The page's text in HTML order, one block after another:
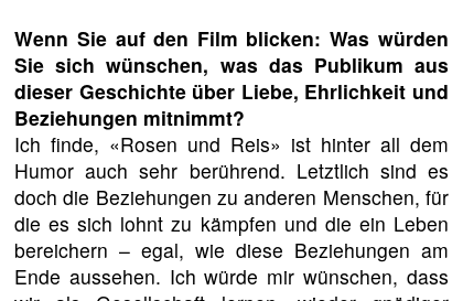
Wenn Sie auf den Film blicken: Was würden
Sie sich wünschen, was das Publikum aus
dieser Geschichte über Liebe, Ehrlichkeit und
Beziehungen mitnimmt?
Ich finde, «Rosen und Reis» ist hinter all dem
Humor auch sehr berührend. Letztlich sind es
doch die Beziehungen zu anderen Menschen, für
die es sich lohnt zu kämpfen und die ein Leben
bereichern – egal, wie diese Beziehungen am
Ende aussehen. Ich würde mir wünschen, dass